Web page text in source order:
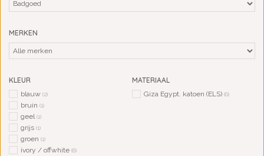
MERKEN
KLEUR
blauw (2)
bruin (1)
geel(1)
grijs (1)
groen (1)
ivory / offwhite (6)
MATERIAAL
Giza Egypt. katoen (ELS) (6)